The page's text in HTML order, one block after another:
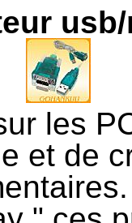
les
et de